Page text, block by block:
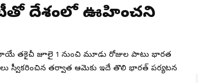
దేశంలో ఊహించ‌ని
తకైచీ జూలై 1 నుంచి మూడు రోజుల పాటు భారత
స్వీకరించిన తర్వాత ఆమెకు ఇదే తొలి భారత్ పర్యటన